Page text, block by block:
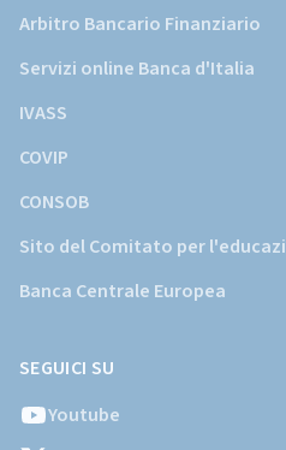
Arbitro Bancario Finanziario
Servizi online Banca d'Italia
IVASS
COVIP
CONSOB
Sito del Comitato per
Banca Centrale Europea
SEGUICI SU
Youtube